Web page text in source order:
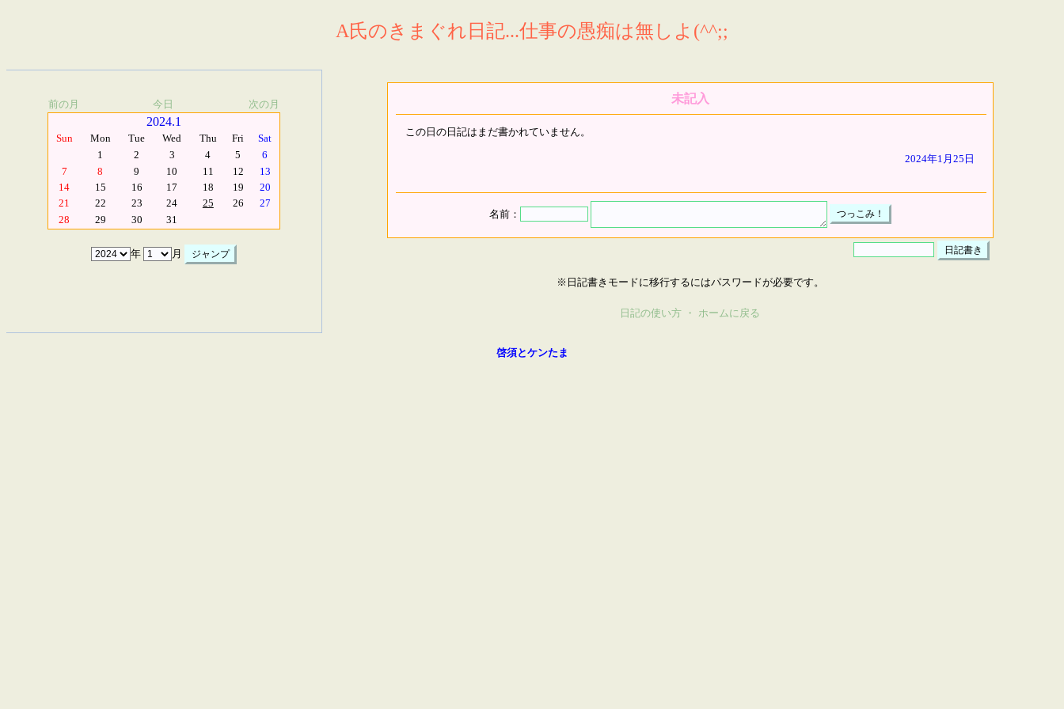
A氏のきまぐれ日記...仕事の愚痴は無しよ(^^;;
前の月 今日 次の月
2024.1
Sun Mon Tue Wed Thu Fri
Sat
1
2 3 4 5
6
7
8 9 10 11 12
13
14
15 16 17 18 19
20
21
22 23 24 25 26
27
28
29 30 31
年 月
未記入
この日の日記はまだ書かれていません。
2024年1月25日
名前：
※日記書きモードに移行するにはパスワードが必要です。
日記の使い方 ・ ホームに戻る
啓須とケンたま